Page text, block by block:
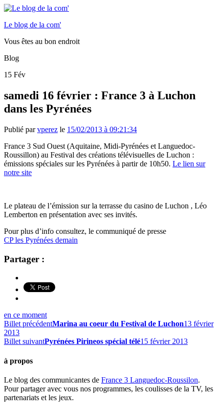
Le blog de la com'
Vous êtes au bon endroit
Blog
15 Fév
samedi 16 février : France 3 à Luchon
dans les Pyrénées
Publié parvperez le 15/02/2013 à 09:21:34
France 3 Sud Ouest (Aquitaine, Midi-Pyrénées et Languedoc-
Roussillon) au Festival des créations télévisuelles de Luchon :
émissions spéciales sur les Pyrénées à partir de 10h50. Le lien sur
notre site
Le plateau de l’émission sur la terrasse du casino de Luchon , Léo
Lemberton en présentation avec ses invités.
Pour plus d’info consultez, le communiqué de presse
CP les Pyrénées demain
Partager :
en ce moment
Billet précédentMarina au coeur du Festival de Luchon13 février
2013
Billet suivantPyrénées Pirineos spécial télé15 février 2013
à propos
Le blog des communicantes de France 3 Languedoc-Roussilon.
Pour partager avec vous nos programmes, les coulisses de la TV, les
partenariats et les jeux.